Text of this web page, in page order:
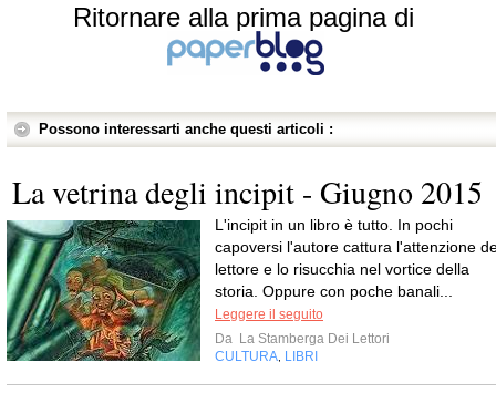
Ritornare alla prima pagina di
Possono interessarti anche questi articoli :
La vetrina degli incipit - Giugno 2015
L'incipit in un libro è tutto. In pochi
capoversi l'autore cattura l'attenzione
lettore e lo risucchia nel vortice della
storia. Oppure con poche banali...
Leggere il seguito
Da La Stamberga Dei Lettori
CULTURA LIBRI